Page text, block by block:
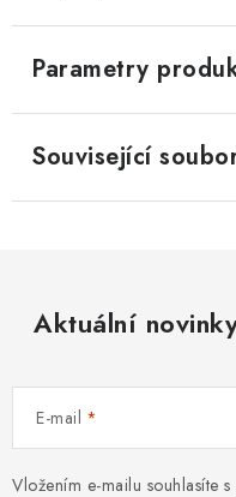
Parametry
Související
Aktuální
E-mail
Vložením e-mailu souhlasíte s